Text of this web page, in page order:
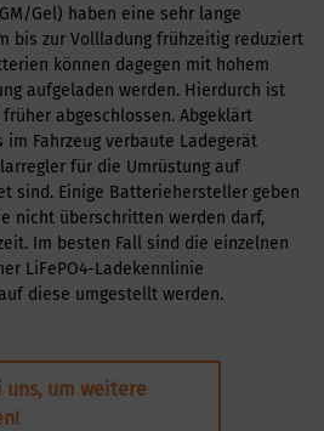
Gel) haben eine sehr lange
bis zur Vollladung frühzeitig reduziert
können dagegen mit hohem
aufgeladen werden. Hierdurch ist
abgeschlossen. Abgeklärt
Fahrzeug verbaute Ladegerät
für die Umrüstung auf
sind. Einige Batteriehersteller geben
nicht überschritten werden darf,
Im besten Fall sind die einzelnen
LiFePO4-Ladekennlinie
diese umgestellt werden.
um weitere